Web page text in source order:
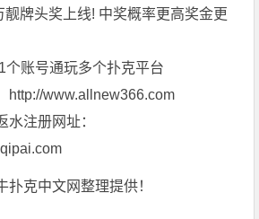
靓牌头奖上线! 中奖概率更高奖金更
个账号通玩多个扑克平台
http://www.allnew366.com
水注册网址：
扑克中文网整理提供！